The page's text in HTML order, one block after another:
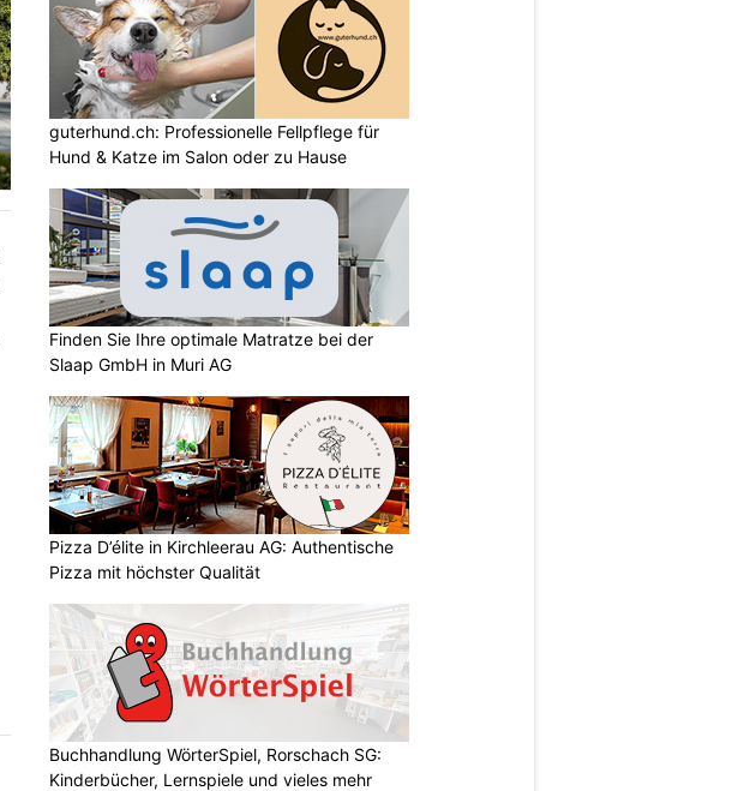
guterhund.ch: Professionelle Fellpflege für
Hund & Katze im Salon oder zu Hause
Finden Sie Ihre optimale Matratze bei der
Slaap GmbH in Muri AG
Pizza D’élite in Kirchleerau AG: Authentische
Pizza mit höchster Qualität
Buchhandlung WörterSpiel, Rorschach SG:
Kinderbücher, Lernspiele und vieles mehr